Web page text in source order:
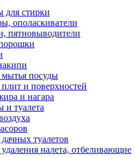
для стирки
ополаскиватели
пятновыводители
мытья посуды
и поверхностей
и нагара
и туалета
туалетов
налета, отбеливающие